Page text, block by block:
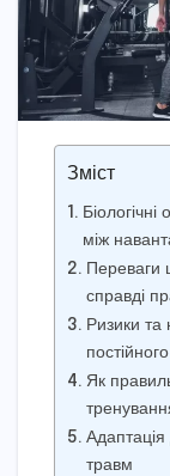
Зміст
між
справді
Ризики та
Як
Адаптація
травм